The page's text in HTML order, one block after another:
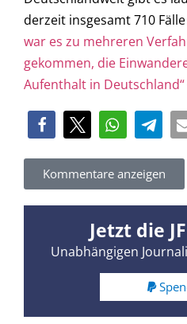
derzeit insgesamt 710
war es zu mehreren
gekommen, die
Aufenthalt in
Kommentare anzeigen
Jetzt die
Unabhängigen